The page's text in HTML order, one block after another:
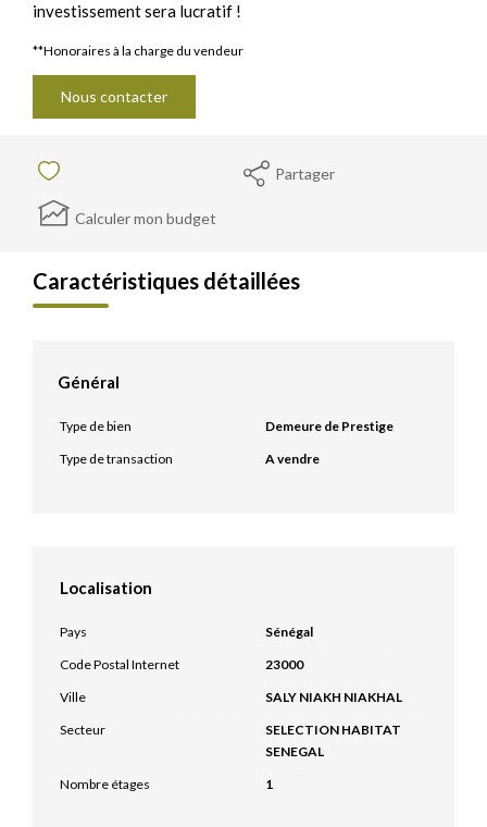
investissement sera lucratif !
**Honoraires à la charge du vendeur
Nous contacter
Partager
Calculer mon budget
Caractéristiques détaillées
Général
Type de bien
Demeure de Prestige
Type de transaction
A vendre
Localisation
Pays
Sénégal
Code Postal Internet
23000
Ville
SALY NIAKH NIAKHAL
Secteur
SELECTION HABITAT
SENEGAL
Nombre étages
1